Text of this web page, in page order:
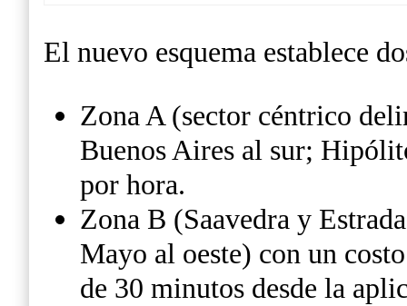
El nuevo esquema establece
Zona A (sector céntrico
Buenos Aires al sur;
por hora.
Zona B (Saavedra y
Mayo al oeste) con un
de 30 minutos desde la